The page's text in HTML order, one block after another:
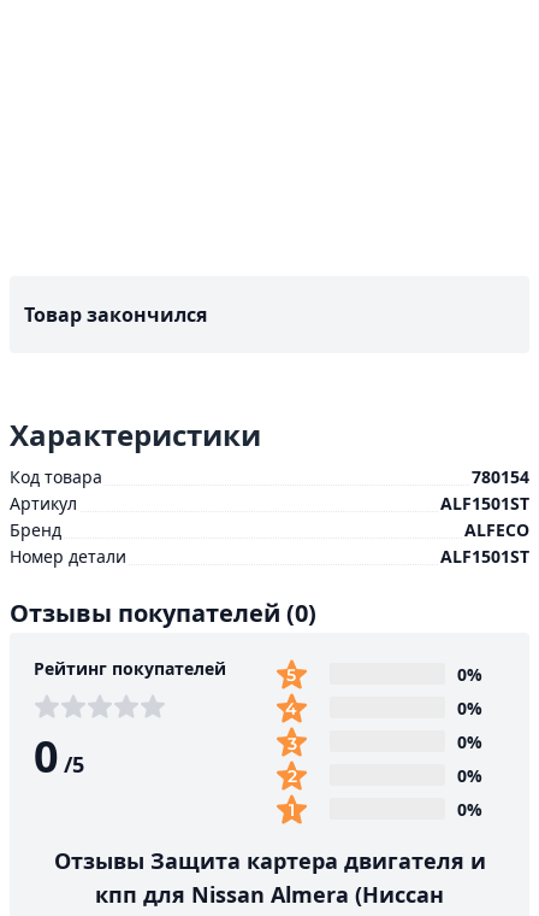
Товар закончился
Характеристики
Код товара
780154
Артикул
ALF1501ST
Бренд
ALFECO
Номер детали
ALF1501ST
Отзывы покупателей (0)
Рейтинг покупателей
0 /5
0%
0%
0%
0%
0%
Отзывы Защита картера двигателя и
кпп для Nissan Almera (Ниссан